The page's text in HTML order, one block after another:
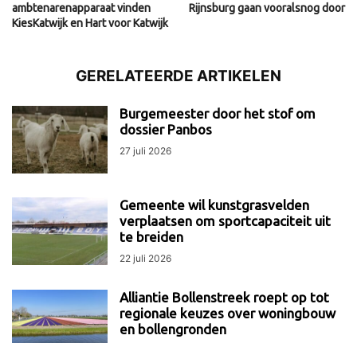
ambtenarenapparaat vinden
KiesKatwijk en Hart voor Katwijk
Rijnsburg gaan vooralsnog door
GERELATEERDE ARTIKELEN
Burgemeester door het stof om
dossier Panbos
27 juli 2026
Gemeente wil kunstgrasvelden
verplaatsen om sportcapaciteit uit
te breiden
22 juli 2026
Alliantie Bollenstreek roept op tot
regionale keuzes over woningbouw
en bollengronden